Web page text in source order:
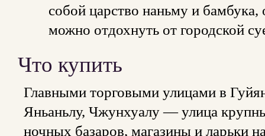
собой царство наньму и
можно отдохнуть от городской
Что купить
Главными торговыми улицами в
Яньаньлу, Чжунхуалу — улица
ночных базаров, магазины и ларьки